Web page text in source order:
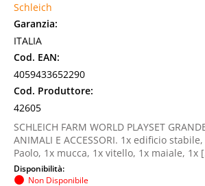
Schleich
Garanzia:
ITALIA
Cod. EAN:
4059433652290
Cod. Produttore:
42605
SCHLEICH FARM WORLD PLAYSET
ANIMALI E ACCESSORI. 1x edificio
Paolo, 1x mucca, 1x vitello, 1x maiale, 1x
Disponibilità:
Non Disponibile